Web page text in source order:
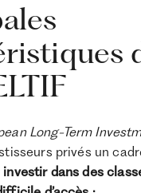
Long-Term
privés un
investir dans des